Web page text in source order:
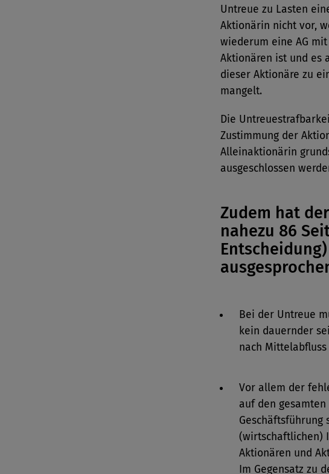
Untreue zu Lasten
Aktionärin nicht vor,
wiederum eine AG
Aktionären ist und es
dieser Aktionäre zu
mangelt.
Die
Zustimmung der
Alleinaktionärin
ausgeschlossen
Zudem hat
nahezu 86
Bei der Untreue
kein dauernder
nach
Vor allem der
auf den
Geschäftsführung
(wirtschaftlichen)
Aktionären und
Im Gegensatz zu